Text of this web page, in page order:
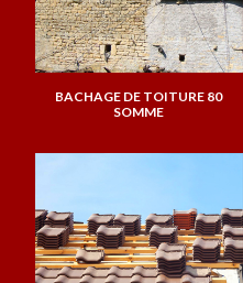
BACHAGE DE TOITURE 80
SOMME